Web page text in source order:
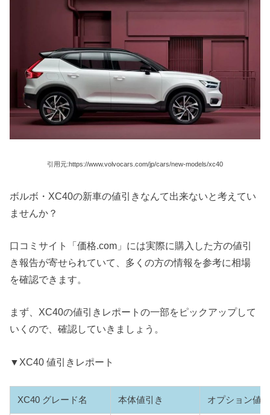
引用元:https://www.volvocars.com/jp/cars/new-models/xc40
ボルボ・XC40の新車の値引きなんて出来ないと考えてい
ませんか？
口コミサイト「価格.com」には実際に購入した方の値引
き報告が寄せられていて、多くの方の情報を参考に相場
を確認できます。
まず、XC40の値引きレポートの一部をピックアップして
いくので、確認していきましょう。
▼XC40 値引きレポート
XC40 グレード名 本体値引き オプション値